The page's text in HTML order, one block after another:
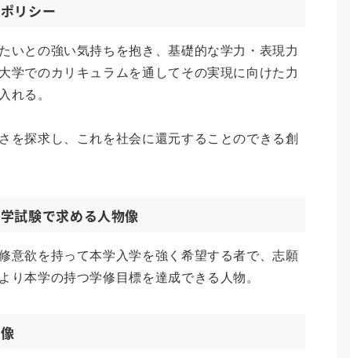
リシー
いとの強い気持ちを抱き、基礎的な学力・表現力
学でのカリキュラムを通してその実現に向けた力
れる。
を探求し、これを社会に還元することのできる創
試験で求める人物像
意欲を持って本学入学を強く希望する者で、志願
り本学の持つ学修目標を達成できる人物。